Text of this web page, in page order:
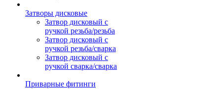
Затворы дисковые
Затвор дисковый с
ручкой резьба/резьба
Затвор дисковый с
ручкой резьба/сварка
Затвор дисковый с
ручкой сварка/сварка
Приварные фитинги